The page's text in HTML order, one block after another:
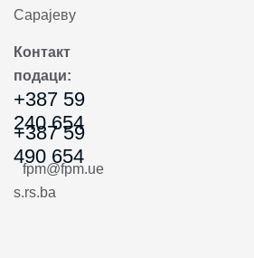
Сарајеву
Контакт
подаци:
+387 59
240 654
+387 59
490 654
fpm@fpm.ue
s.rs.ba